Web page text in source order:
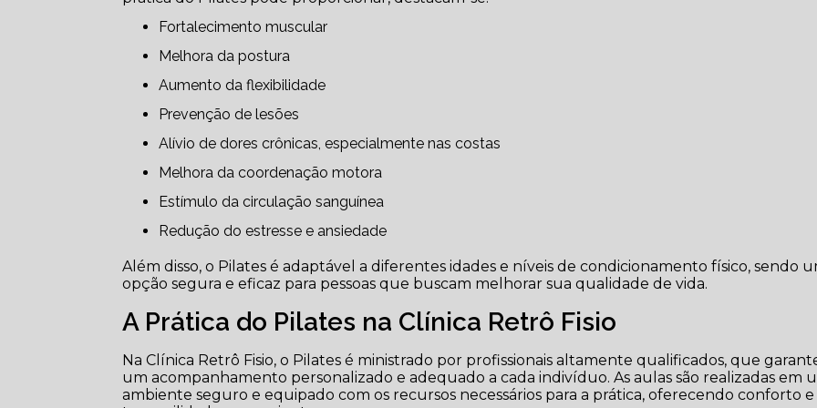
Fortalecimento muscular
Melhora da postura
Aumento da flexibilidade
Prevenção de lesões
Alívio de dores crônicas, especialmente nas costas
Melhora da coordenação motora
Estímulo da circulação sanguínea
Redução do estresse e ansiedade
Além disso, o Pilates é adaptável a diferentes idades e níveis de condicionamento físico, sendo
opção segura e eficaz para pessoas que buscam melhorar sua qualidade de vida.
A Prática do Pilates na Clínica Retrô Fisio
Na Clínica Retrô Fisio, o Pilates é ministrado por profissionais altamente qualificados, que
um acompanhamento personalizado e adequado a cada indivíduo. As aulas são realizadas em
ambiente seguro e equipado com os recursos necessários para a prática, oferecendo conforto e